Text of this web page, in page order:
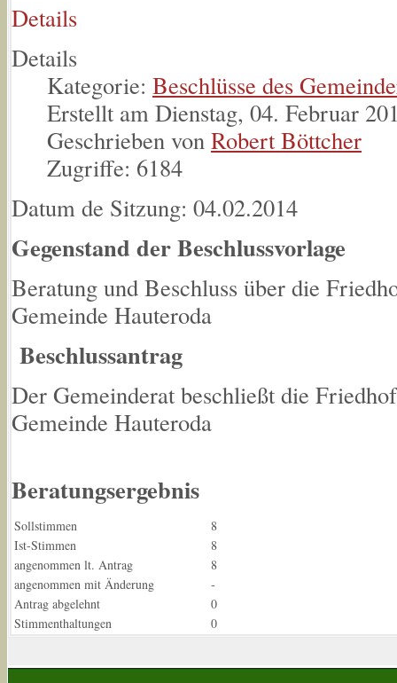
Details
Details
Kategorie: Beschlüsse des
Erstellt am Dienstag, 04. Februar
Geschrieben von Robert Böttcher
Zugriffe: 6184
Datum de Sitzung: 04.02.2014
Gegenstand der Beschlussvorlage
Beratung und Beschluss über die
Gemeinde Hauteroda
Beschlussantrag
Der Gemeinderat beschließt die
Gemeinde Hauteroda
Beratungsergebnis
Sollstimmen
8
Ist-Stimmen
8
angenommen lt. Antrag
8
angenommen mit Änderung
-
Antrag abgelehnt
0
Stimmenthaltungen
0